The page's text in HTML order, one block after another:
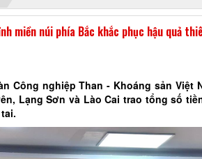
miền núi phía Bắc khắc phục hậu quả
Công nghiệp Than - Khoáng sản Việt
Lạng Sơn và Lào Cai trao tổng số